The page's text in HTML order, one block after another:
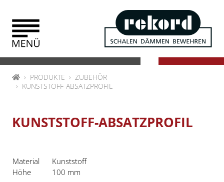
HOMEPRODUKTE
ZUBEHÖR
KUNSTSTOFF-ABSATZPROFIL
KUNSTSTOFF-ABSATZPROFIL
Material
Kunststoff
Höhe
100 mm